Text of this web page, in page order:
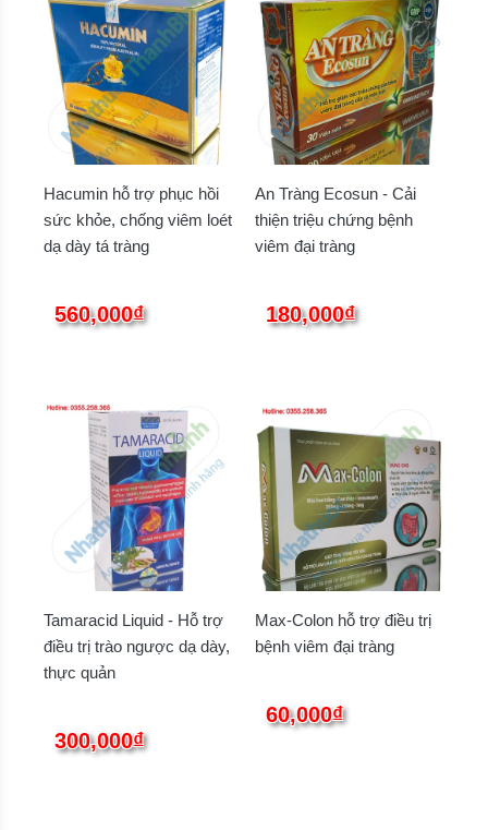
Hacumin hỗ trợ phục hồi
sức khỏe, chống viêm loét
dạ dày tá tràng
560,000₫
An Tràng Ecosun - Cải
thiện triệu chứng bệnh
viêm đại tràng
180,000₫
Tamaracid Liquid - Hỗ trợ
điều trị trào ngược dạ dày,
thực quản
300,000₫
Max-Colon hỗ trợ điều trị
bệnh viêm đại tràng
60,000₫